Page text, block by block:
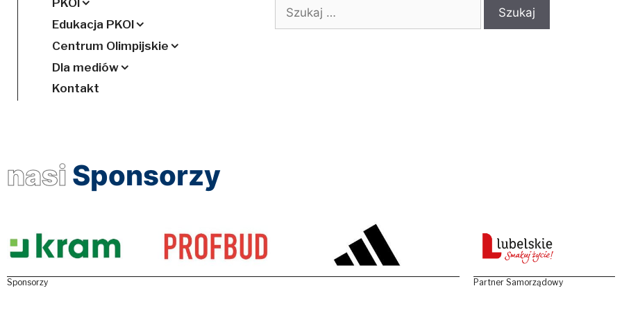
Edukacja PKOl
Centrum Olimpijskie
Dla mediów
Kontakt
nasi Sponsorzy
Sponsorzy Partner Samorządowy